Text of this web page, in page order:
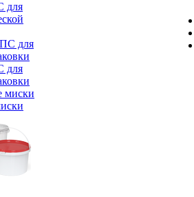
для
для